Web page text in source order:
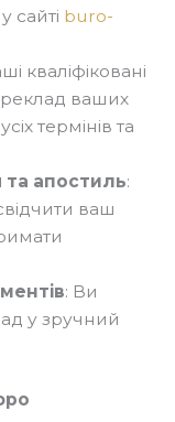
сайті buro-
кваліфіковані
ваших
термінів та
та апостиль:
ваш
: Ви
у зручний